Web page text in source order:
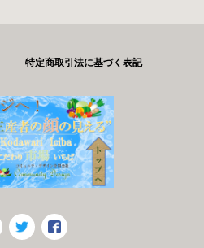
特定商取引法に基づく表記